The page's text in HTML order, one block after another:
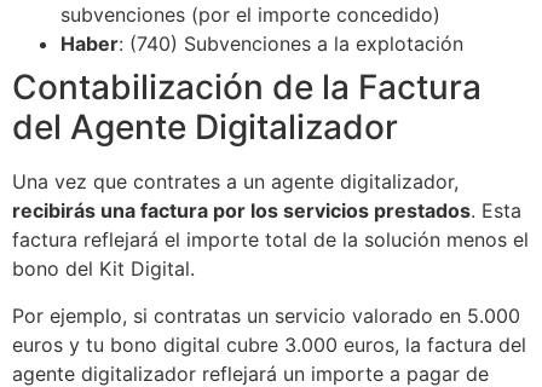
subvenciones (por el importe concedido)
Haber: (740) Subvenciones a la explotación
Contabilización de la Factura
del Agente Digitalizador
Una vez que contrates a un agente digitalizador,
recibirás una factura por los servicios prestados. Esta
factura reflejará el importe total de la solución menos el
bono del Kit Digital.
Por ejemplo, si contratas un servicio valorado en 5.000
euros y tu bono digital cubre 3.000 euros, la factura del
agente digitalizador reflejará un importe a pagar de